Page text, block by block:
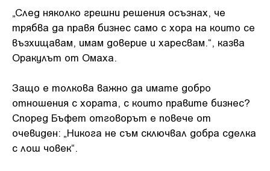
„След няколко грешни решения осъзнах, че
трябва да правя бизнес само с хора на които се
възхищавам, имам доверие и харесвам.“, казва
Оракулът от Омаха.
Защо е толкова важно да имате добро
отношения с хората, с които правите бизнес?
Според Бъфет отговорът е повече от
очевиден: „Никога не съм сключвал добра сделка
с лош човек“.